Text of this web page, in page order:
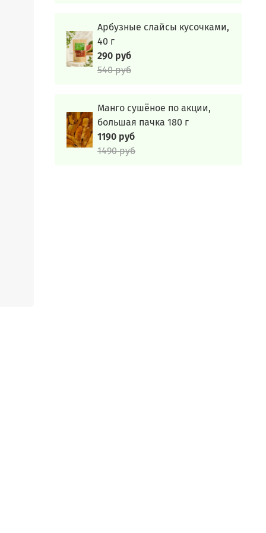
в
и
Арбузные слайсы кусочками,
40 г
290 руб
540 руб
Манго сушёное по акции,
большая пачка 180 г
1190 руб
1490 руб